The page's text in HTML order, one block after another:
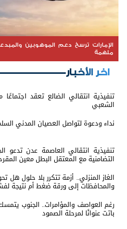
الإمارات ترسخ دعم الموهوبين
ملهمة
اخر الأخبار
تنفيذية انتقالي الضالع تعقد
الشعبي
نداء ودعوة لتواصل العصيان المدني
تنفيذية انتقالي العاصمة عدن تدعو
التضامنية مع المعتقل البطل معين
الغاز المنزلي.. أزمة تتكرر بلا حلول
والمحافظات إلى ورقة ضغط أم نتيجة
رغم العواصف والمؤامرات.. الجنوب
باتت عنوانًا لمرحلة الصمود